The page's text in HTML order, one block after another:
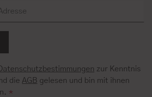
zur Kenntnis
die AGB gelesen und bin mit ihnen
*